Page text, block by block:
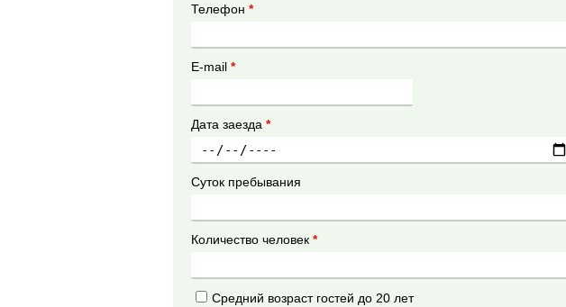
Телефон *
E-mail *
Дата заезда *
Суток пребывания
Количество человек *
Средний возраст гостей до 20 лет